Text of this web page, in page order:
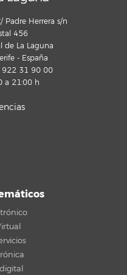
Padre Herrera s/n
456
de La Laguna
- España
922 31 90 00
a 21:00 h